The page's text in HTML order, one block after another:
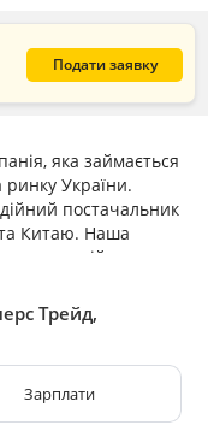
Подати заявку
яка займається
України.
постачальник
та Китаю. Наша
дисперсій на
,
ТМ КЕМОХ ,
композитних
На даний
рішень у вигляді
Трейд,
Зарплати